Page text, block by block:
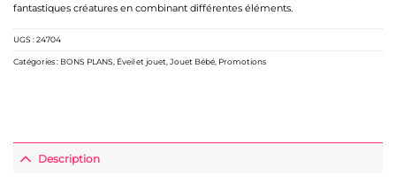
fantastiques créatures en combinant différentes éléments.
UGS :24704
Catégories : BONS PLANS, Éveil et jouet,Jouet Bébé, Promotions
Description